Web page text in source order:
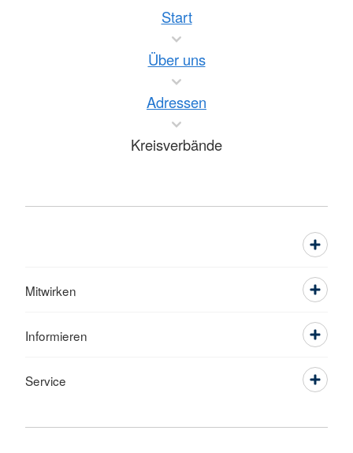
Start
Über uns
Adressen
Kreisverbände
Mitwirken
Informieren
Service